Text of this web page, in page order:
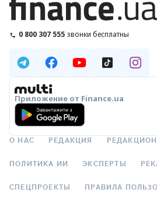
0 800 307 555 звонки бесплатны
Приложение от Finance.ua
О НАС РЕДАКЦИЯ
ПОЛИТИКА ИИ ЭКСПЕРТЫ
СПЕЦПРОЕКТЫ ПРАВИЛА